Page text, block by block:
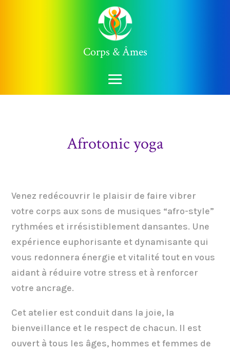
Corps & Âmes
Afrotonic yoga
Venez redécouvrir le plaisir de faire vibrer
votre corps aux sons de musiques “afro-style”
rythmées et irrésistiblement dansantes. Une
expérience euphorisante et dynamisante qui
vous redonnera énergie et vitalité tout en vous
aidant à réduire votre stress et à renforcer
votre ancrage.
Cet atelier est conduit dans la joie, la
bienveillance et le respect de chacun. Il est
ouvert à tous les âges, hommes et femmes de